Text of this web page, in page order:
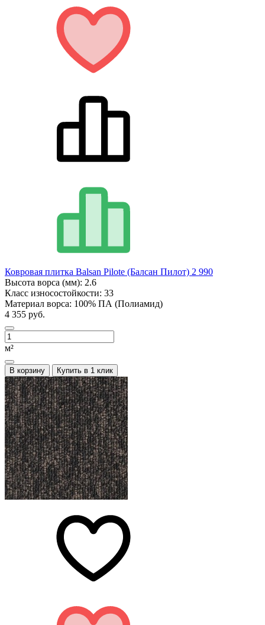
Ковровая плитка Balsan Pilote (Балсан Пилот) 2 990
Высота ворса (мм): 2.6
Класс износостойкости: 33
Материал ворса: 100% ПА (Полиамид)
4 355 руб.
м²
В корзину Купить в 1 клик